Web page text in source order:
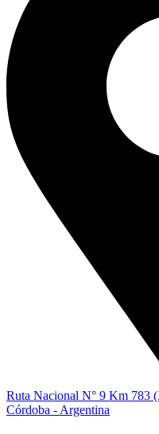
Ruta Nacional N° 9 Km
Córdoba - Argentina